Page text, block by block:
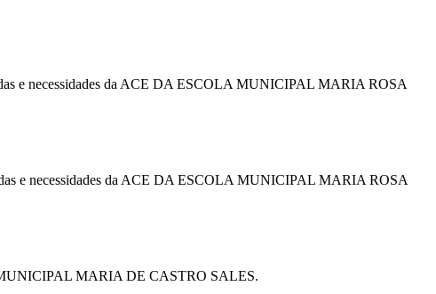
e necessidades da ACE DA ESCOLA MUNICIPAL MARIA ROSA
e necessidades da ACE DA ESCOLA MUNICIPAL MARIA ROSA
MUNICIPAL MARIA DE CASTRO SALES.